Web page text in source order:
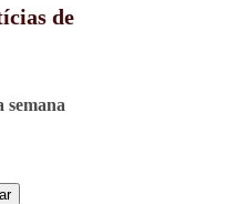
de
semana